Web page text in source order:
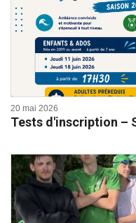
20 mai 2026
Tests d'inscription –